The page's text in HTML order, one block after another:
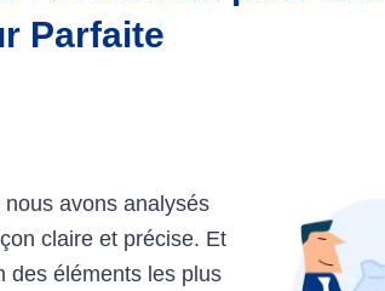
Parfaite
avons analysés
claire et précise. Et
des éléments les plus